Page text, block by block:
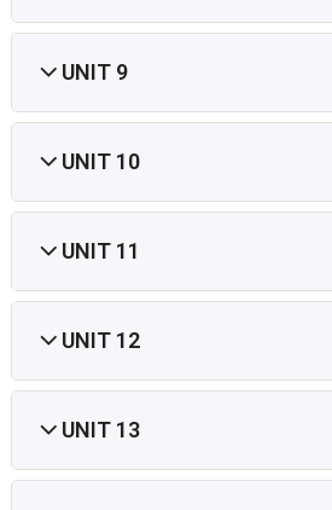
UNIT 9
UNIT 10
UNIT 11
UNIT 12
UNIT 13